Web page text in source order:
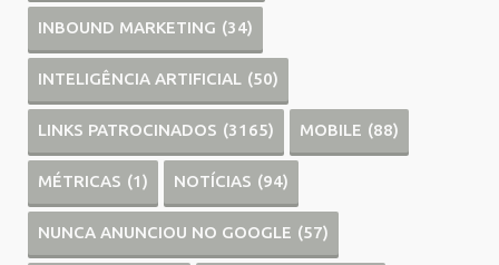
INBOUND MARKETING (34)
INTELIGÊNCIA ARTIFICIAL (50)
LINKS PATROCINADOS (3165) MOBILE (88)
MÉTRICAS (1) NOTÍCIAS (94)
NUNCA ANUNCIOU NO GOOGLE (57)